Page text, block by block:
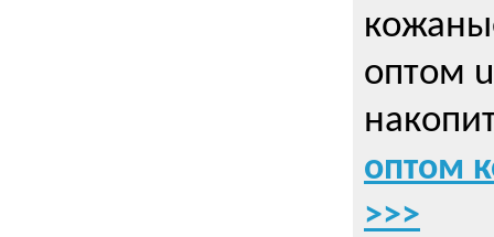
оптом
оптом
>>>